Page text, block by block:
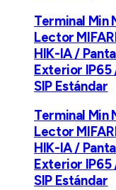
Terminal Min
Lector
HIK-IA /
Exterior
SIP Estándar
Terminal Min
Lector
HIK-IA /
Exterior
SIP Estándar